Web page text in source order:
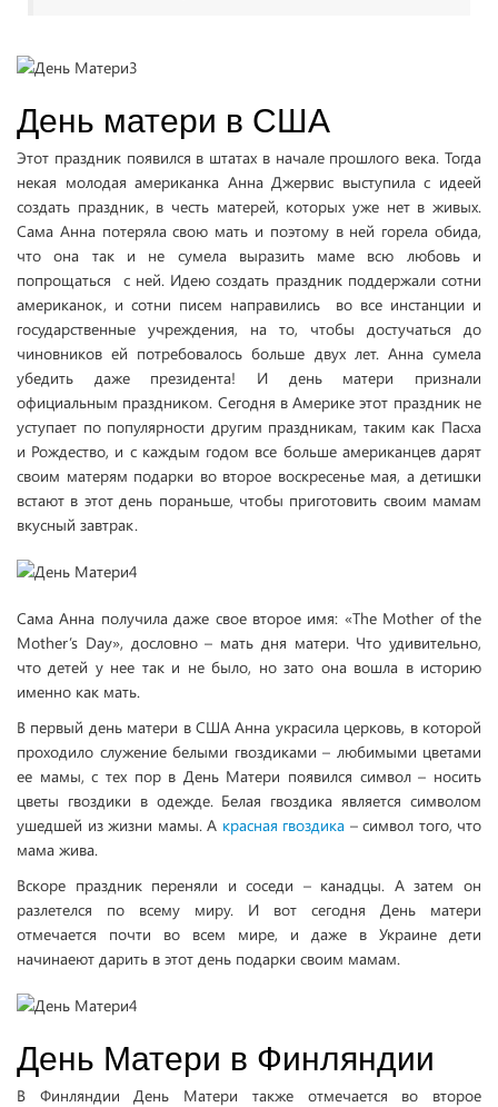
День матери в США
Этот праздник появился в штатах в начале прошлого века. Тогда
некая молодая американка Анна Джервис выступила с идеей
создать праздник, в честь матерей, которых уже нет в живых.
Сама Анна потеряла свою мать и поэтому в ней горела обида,
что она так и не сумела выразить маме всю любовь и
попрощаться с ней. Идею создать праздник поддержали сотни
американок, и сотни писем направились во все инстанции и
государственные учреждения, на то, чтобы достучаться до
чиновников ей потребовалось больше двух лет. Анна сумела
убедить даже президента! И день матери признали
официальным праздником. Сегодня в Америке этот праздник не
уступает по популярности другим праздникам, таким как Пасха
и Рождество, и с каждым годом все больше американцев дарят
своим матерям подарки во второе воскресенье мая, а детишки
встают в этот день пораньше, чтобы приготовить своим мамам
вкусный завтрак.
Сама Анна получила даже свое второе имя: «The Mother of the
Mother’s Day», дословно – мать дня матери. Что удивительно,
что детей у нее так и не было, но зато она вошла в историю
именно как мать.
В первый день матери в США Анна украсила церковь, в которой
проходило служение белыми гвоздиками – любимыми цветами
ее мамы, с тех пор в День Матери появился символ – носить
цветы гвоздики в одежде. Белая гвоздика является символом
ушедшей из жизни мамы. А красная гвоздика – символ того, что
мама жива.
Вскоре праздник переняли и соседи – канадцы. А затем он
разлетелся по всему миру. И вот сегодня День матери
отмечается почти во всем мире, и даже в Украине дети
начинаеют дарить в этот день подарки своим мамам.
День Матери в Финляндии
В Финляндии День Матери также отмечается во второе